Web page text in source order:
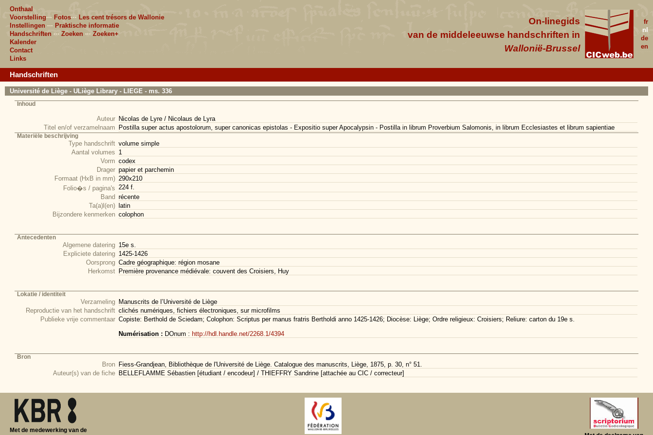
fr
nl
de
en
On-linegids
van de middeleeuwse handschriften in
Wallonië-Brussel
Onthaal
Voorstelling··· Fotos··· Les cent trésors de Wallonie
Instellingen ··· Praktische informatie
Handschriften ··· Zoeken ··· Zoeken+
Kalender
Contact
Links
Handschriften
Université de Liège - ULiège Library - LIEGE - ms. 336
Inhoud
Auteur Nicolas de Lyre / Nicolaus de Lyra
Titel en/of verzamelnaam
Postilla super actus apostolorum, super canonicas epistolas - Expositio super Apocalypsin - Postilla in librum Proverbium Salomonis, in librum Ecclesiastes et librum sapientiae
Materiële beschrijving
Type handschrift volume simple
Aantal volumes 1
Vorm codex
Drager papier et parchemin
Formaat (HxB in mm) 290x210
Folio�s / pagina's 224 f.
Band récente
Ta(a)l(en)
latin
Bijzondere kenmerken colophon
Antecedenten
Algemene datering 15e s.
Expliciete datering 1425-1426
Oorsprong Cadre géographique: région mosane
Herkomst Première provenance médiévale: couvent des Croisiers, Huy
Lokatie / identiteit
Verzameling Manuscrits de l’Université de Liège
Reproductie van het handschrift clichés numériques, fichiers électroniques, sur microfilms
Publieke vrije commentaar Copiste: Berthold de Sciedam; Colophon: Scriptus per manus fratris Bertholdi anno 1425-1426; Diocèse: Liège; Ordre religieux: Croisiers; Reliure: carton du 19e s.
Numérisation : DOnum : http://hdl.handle.net/2268.1/4394
Bron
Bron Fiess-Grandjean, Bibliothèque de l'Université de Liège. Catalogue des manuscrits, Liège, 1875, p. 30, n° 51.
Auteur(s) van de fiche BELLEFLAMME Sébastien [étudiant / encodeur] / THIEFFRY Sandrine [attachée au CIC / correcteur]
Met de medewerking van de